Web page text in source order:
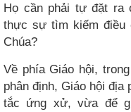
Họ cần phải tự đặt ra
thực sự tìm kiếm điều
Chúa?
Về phía Giáo hội,
phân định, Giáo hội
tắc ứng xử, vừa để